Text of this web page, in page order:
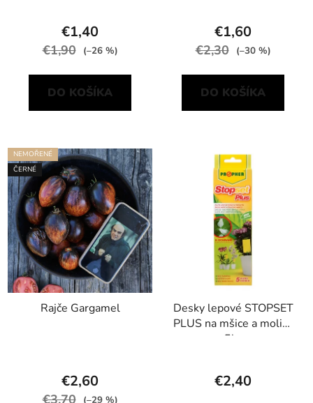
€1,40
€1,90 (–26 %)
DO KOŠÍKA
€1,60
€2,30 (–30 %)
DO KOŠÍKA
NEMOŘENÉ
ČERNÉ
Rajče Gargamel
€2,60
€3,70 (–29 %)
Desky lepové STOPSET
PLUS na mšice a molice
5ks
€2,40